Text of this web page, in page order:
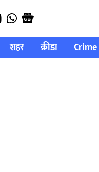
शहर क्रीडा Crime